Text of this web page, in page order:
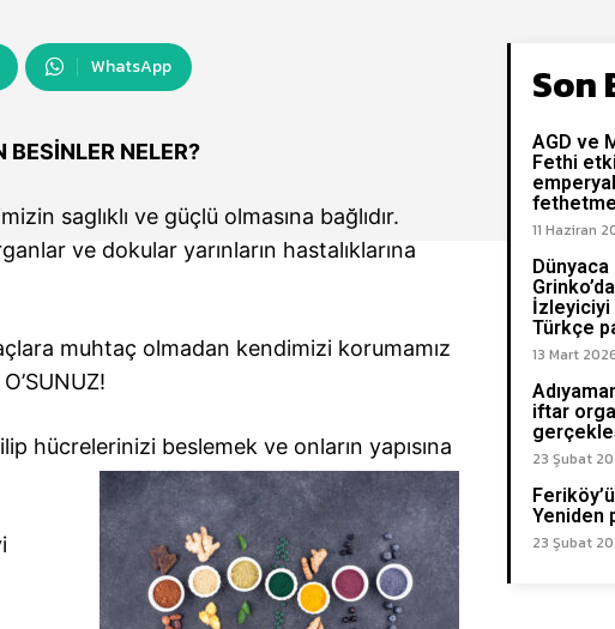
WhatsApp
NELER?
saglıklı ve güçlü olmasına bağlıdır.
ve dokular yarınların hastalıklarına
muhtaç olmadan kendimizi korumamız
hücrelerinizi beslemek ve onların yapısına
Son
AGD ve
Fethi
11 Haziran
İzleyiciyi
Türkçe
13 Mart
iftar
23 Şubat
Yeniden
23 Şubat